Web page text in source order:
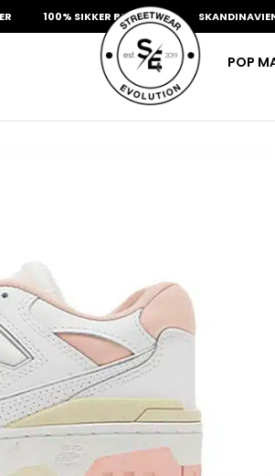
100% SIKKER BETALING SKANDINAVIENS
POP